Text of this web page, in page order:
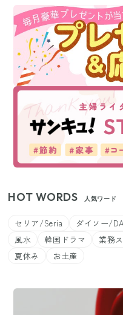
HOT WORDS 人気ワード
セリア/Seria ダイソー/
風水
韓国ドラマ 業務
夏休み
お土産